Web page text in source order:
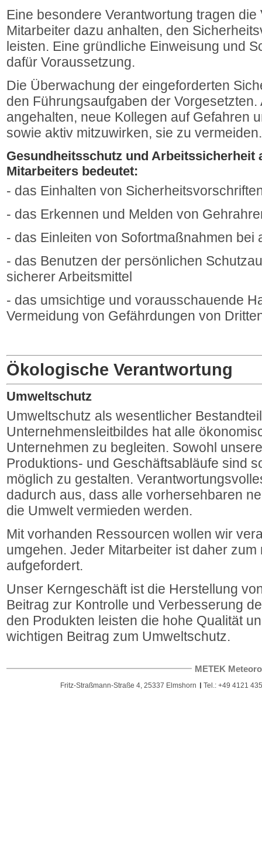
Eine besondere Verantwortung tragen
Mitarbeiter dazu anhalten, den
leisten. Eine gründliche Einweisung und
dafür Voraussetzung.
Die Überwachung der eingeforderten
den Führungsaufgaben der Vorgesetzten.
angehalten, neue Kollegen auf Gefahren
sowie aktiv mitzuwirken, sie zu vermeiden.
Gesundheitsschutz und Arbeitssicherheit
Mitarbeiters bedeutet:
- das Einhalten von
- das Erkennen und Melden von
- das Einleiten von Sofortmaßnahmen bei
- das Benutzen der persönlichen
sicherer Arbeitsmittel
- das umsichtige und vorausschauende
Vermeidung von Gefährdungen von
Ökologische Verantwortung
Umweltschutz
Umweltschutz als wesentlicher
Unternehmensleitbildes hat alle
Unternehmen zu begleiten. Sowohl
Produktions- und Geschäftsabläufe sind
möglich zu gestalten.
dadurch aus, dass alle vorhersehbaren
die Umwelt vermieden werden.
Mit vorhanden Ressourcen wollen wir
umgehen. Jeder Mitarbeiter ist daher
aufgefordert.
Unser Kerngeschäft ist die Herstellung
Beitrag zur Kontrolle und Verbesserung
den Produkten leisten die hohe Qualität
wichtigen Beitrag zum Umweltschutz.
METEK
Fritz-Straßmann-Straße 4, 25337 Elmshorn Tel.: +49 4121